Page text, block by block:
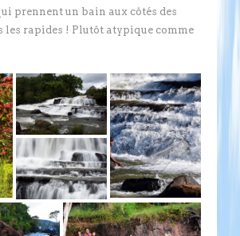
prennent un bain aux côtés des
les rapides ! Plutôt atypique comme